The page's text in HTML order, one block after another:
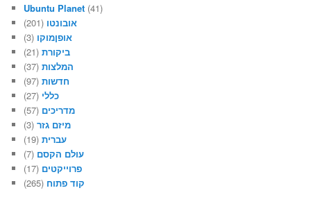
Ubuntu Planet (41)
אובונטו (201)
אופןמוקו (3)
ביקורת(21)
המלצות(37)
חדשות(97)
כללי (27)
מדריכים (57)
מיזם גזר(3)
עברית(19)
עולם הקסם (7)
פרוייקטים (17)
קוד פתוח (265)